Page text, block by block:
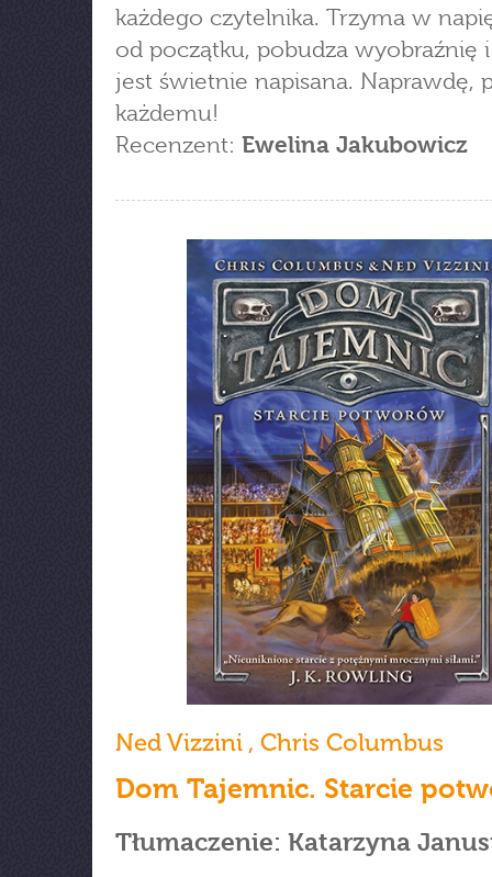
każdego czytelnika. Trzyma w
od początku, pobudza wyobraźnię
jest świetnie napisana. Naprawdę,
każdemu!
Recenzent: Ewelina Jakubowicz
Ned Vizzini , Chris Columbus
Dom Tajemnic. Starcie
Tłumaczenie: Katarzyna